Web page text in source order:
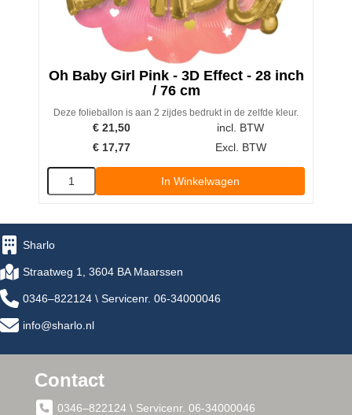
Oh Baby Girl Pink - 3D Effect - 28 inch
/ 76 cm
Deze folieballon is aan 2 zijdes bedrukt in de zelfde kleur.
€ 21,50
incl. BTW
€ 17,77 Excl. BTW
In Winkelwagen
Sharlo
Straatweg 1, 3604 BA Maarssen
0346–822124 \ Servicenr. 06-34000046
info@sharlo.nl
Contact
0346–822124 \ Servicenr. 06-34000046